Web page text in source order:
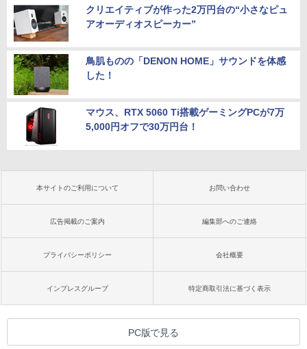
クリエイティブが作った2万円台の“小さなピュ
アオーディオスピーカー”
鳥肌ものの「DENON HOME」サウンドを体感
した！
マウス、RTX 5060 Ti搭載ゲーミングPCが7万
5,000円オフで30万円台！
本サイトのご利用について お問い合わせ
広告掲載のご案内 編集部へのご連絡
プライバシーポリシー 会社概要
インプレスグループ 特定商取引法に基づく表示
PC版で見る